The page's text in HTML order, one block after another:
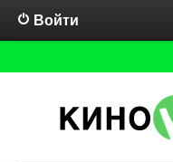
Войти